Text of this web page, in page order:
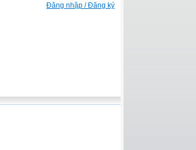
Đăng nhập / Đăng ký